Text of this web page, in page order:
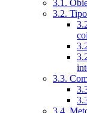
3.1.
3.2.
3.3.
3.4.